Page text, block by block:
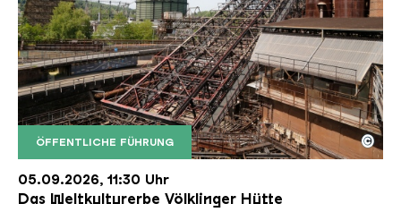
ÖFFENTLICHE FÜHRUNG
Der Erzschrägaufzug der Völklinger Hütte mit
Copyright: Weltkulturerbe Völklinger Hütte | Karl
©
05.09.2026, 11:30 Uhr
Das Weltkulturerbe Völklinger Hütte